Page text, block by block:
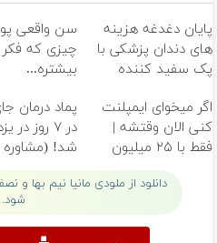
پایان دغدغه هزینه
های دندان پزشکی با
پک سفید کننده
سن واقعی
چیزی که
بیشتره...
اگر میخوای ایمپلنت
کنی الان وقتشه |
فقط با ۲۵ میلیون
پماد درمان
در ۷ روز در
شد! (مشاوره
دانلود از ملودی مانیا نیم بها
شود.